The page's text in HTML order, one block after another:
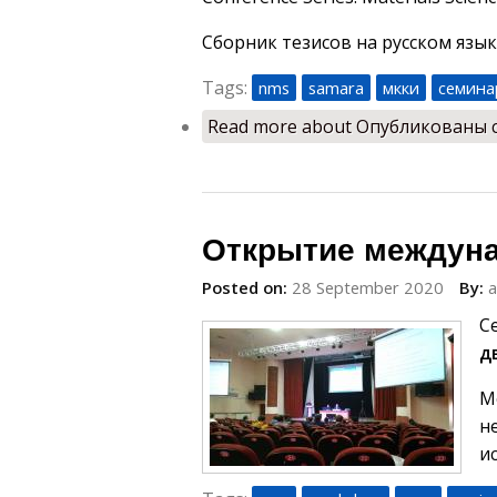
Сборник тезисов на русском
Tags: nms samara мкки
Read moreabout Опубликованы
Открытие
Posted on: 28 September 2020 By: